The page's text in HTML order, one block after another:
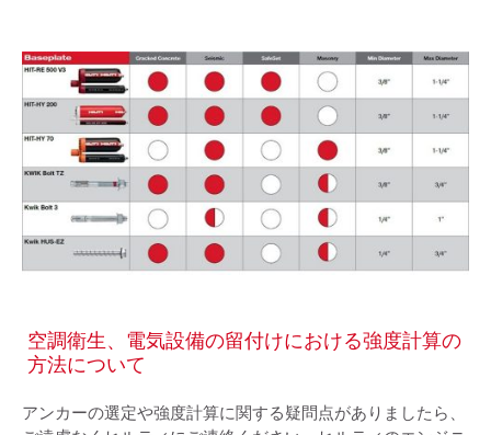
空調衛生、電気設備の留付けにおける強度計算の
方法について
アンカーの選定や強度計算に関する疑問点がありましたら、